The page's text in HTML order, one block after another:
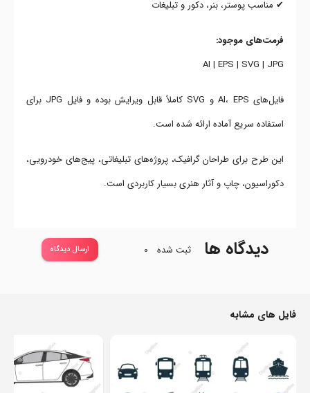
✔ مناسب پوستر، بنر، دکور و تبلیغات
فرمت‌های موجود:
AI | EPS | SVG | JPG
فایل‌های AI، EPS و SVG کاملاً قابل ویرایش بوده و فایل JPG برای
استفاده سریع آماده ارائه شده است.
این طرح برای طراحان گرافیک، پروژه‌های تبلیغاتی، پیج‌های خودرویی،
دکوراسیون، چاپ و آثار هنری بسیار کاربردی است.
دیدگاه ها ثبت شده 0 ارسال دیدگاه
فایل های مشابه